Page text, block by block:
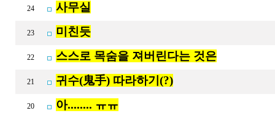
24 사무실
23 미친듯
22 스스로 목숨을 져버린다는 것은
21 귀수(鬼手) 따라하기(?)
20 아........ ㅠㅠ